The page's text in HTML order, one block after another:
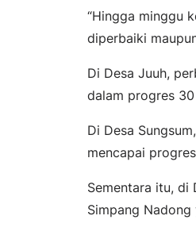
“Hingga minggu
diperbaiki
Di Desa Juuh,
dalam progres
Di Desa
mencapai
Sementara itu, di
Simpang